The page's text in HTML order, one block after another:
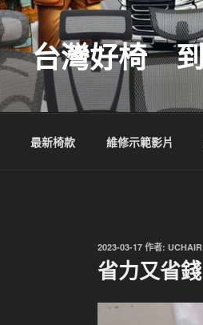
台灣好椅
最新椅款 維修示範影片
發
佈
於
2023-03-17 作者: UCHAIR
省力又省